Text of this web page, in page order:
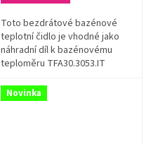
Toto bezdrátové bazénové
teplotní čidlo je vhodné jako
náhradní díl k bazénovému
teploměru TFA30.3053.IT
(KLIMA@HOME) a nebo TFA
30.3039...
Novinka